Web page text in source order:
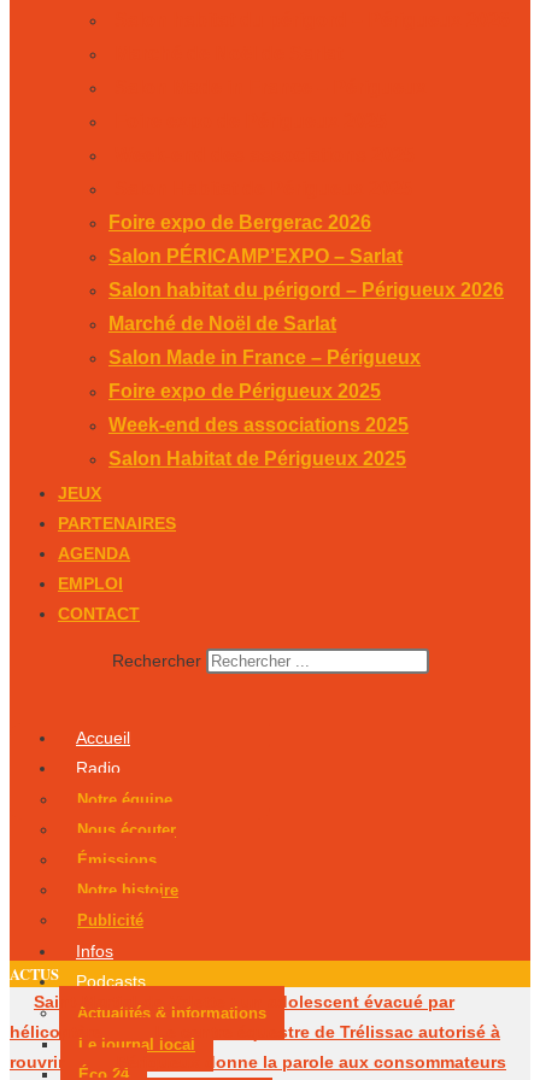
Foire expo de Bergerac 2026
Salon PÉRICAMP’EXPO – Sarlat
Salon habitat du périgord – Périgueux 2026
Marché de Noël de Sarlat
Salon Made in France – Périgueux
Foire expo de Périgueux 2025
Week-end des associations 2025
Salon Habitat de Périgueux 2025
JEUX
PARTENAIRES
AGENDA
EMPLOI
CONTACT
Rechercher
Accueil
Radio
Notre équipe
Nous écouter
Émissions
Notre histoire
Publicité
Infos
Podcasts
Actualités & Informations
Le journal local
Éco 24
ACTUS
Saint-Martial-de-Valette : un adolescent évacué par
hélicoptère
Le centre équestre de Trélissac autorisé à
rouvrir
Périgueux donne la parole aux consommateurs